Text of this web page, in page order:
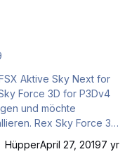
Force 3D for P3Dv4
und möchte
Rex Sky Force 3D
HüpperApril 27, 20197 yr